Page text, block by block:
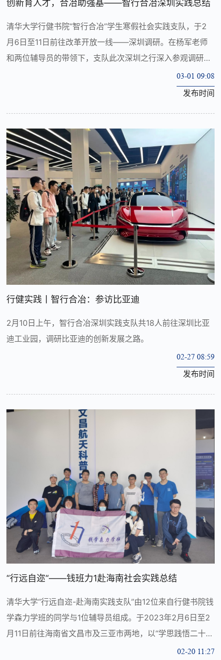
创新育人才，合冶助强基——智行合冶深圳实践总结
清华大学行健书院“智行合冶”学生寒假社会实践支队，于2
月6日至11日前往改革开放一线——深圳调研。在杨军老师
和两位辅导员的带领下，支队此次深圳之行深入参观调研科
技企业，走进高校院所交流学习，访谈政府部门了解创新风
03-01 09:08
发布时间
行健实践丨智行合冶：参访比亚迪
2月10日上午，智行合冶深圳实践支队共18人前往深圳比亚
迪工业园，调研比亚迪的创新发展之路。
02-27 08:59
发布时间
“行远自迩“——钱班力1赴海南社会实践总结
清华大学“行远自迩-赴海南实践支队”由12位来自行健书院钱
学森力学班的同学与1位辅导员组成。于2023年2月6日至2
月11日前往海南省文昌市及三亚市两地，以“学思践悟二十
大，青春聚力现代化”为主题，开展专业认知类社会实践。
02-20 11:27